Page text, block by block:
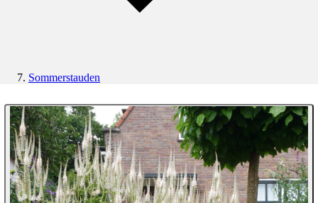
Sommerstauden